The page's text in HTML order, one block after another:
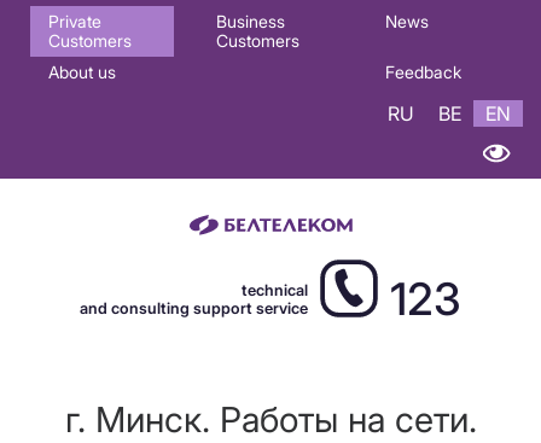
Основная
навигация
Private
Customers
Business
Customers
News
About us Feedback
RU BE EN
technical
and consulting support service
123
г. Минск. Работы на сети.